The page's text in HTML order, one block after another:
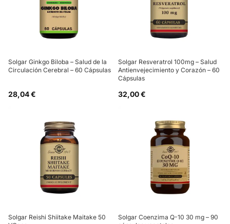
Solgar Ginkgo Biloba – Salud de la
Circulación Cerebral – 60 Cápsulas
28,04 €
Solgar Resveratrol 100mg – Salud
Antienvejecimiento y Corazón – 60
Cápsulas
32,00 €
Solgar Reishi Shiitake Maitake 50
Solgar Coenzima Q-10 30 mg – 90